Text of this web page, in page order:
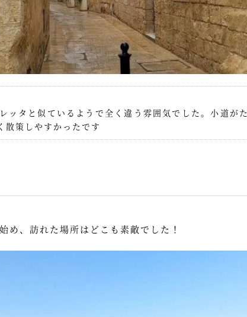
ッタと似ているようで全く違う雰囲気でした。小道が
散策しやすかったです
め、訪れた場所はどこも素敵でした！